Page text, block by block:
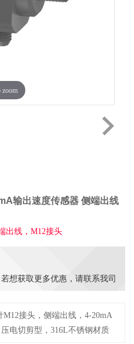
zoom
输出速度传感器 侧端出线
出线，M12接头
想获取更多优惠，请联系我司
接头，侧端出线，4-20mA
电切剪型，316L不锈钢材质